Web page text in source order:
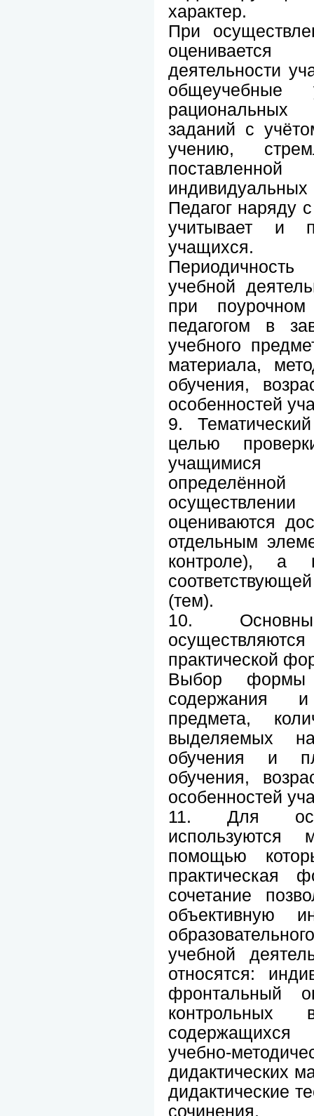
характер.
При
деятельности
общеучебные
заданий с
учению,
Педагог наряду
учитывает и
учащихся.
Периодичность
учебной
при поурочном
педагогом в
учебного
материала,
обучения,
особенностей
9.
целью
учащимися
осуществлении
оцениваются
отдельным
контроле), а
(тем).
10.
практической
Выбор формы
содержания
предмета,
выделяемых
обучения и
обучения,
особенностей
11. Для
помощью
практическая
сочетание
объективную
учебной
относятся:
фронтальный
контрольных
учебно-
дидактических
дидактические
сочинения,